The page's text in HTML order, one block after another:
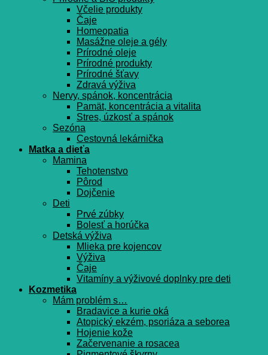
Včelie produkty
Čaje
Homeopatia
Masážne oleje a gély
Prírodné oleje
Prírodné produkty
Prírodné šťavy
Zdravá výživa
Nervy, spánok, koncentrácia
Pamät, koncentrácia a vitalita
Stres, úzkosť a spánok
Sezóna
Cestovná lekárnička
Matka a dieťa
Mamina
Tehotenstvo
Pôrod
Dojčenie
Deti
Prvé zúbky
Bolesť a horúčka
Detská výživa
Mlieka pre kojencov
Výživa
Čaje
Vitamíny a výživové doplnky pre deti
Kozmetika
Mám problém s…
Bradavice a kurie oká
Atopický ekzém, psoriáza a seborea
Hojenie kože
Začervenanie a rosacea